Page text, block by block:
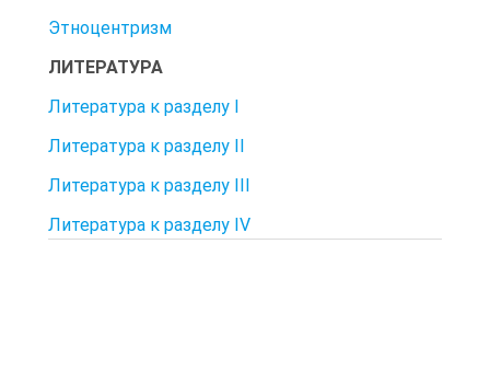
Этноцентризм
ЛИТЕРАТУРА
Литература к разделу I
Литература к разделу II
Литература к разделу III
Литература к разделу IV